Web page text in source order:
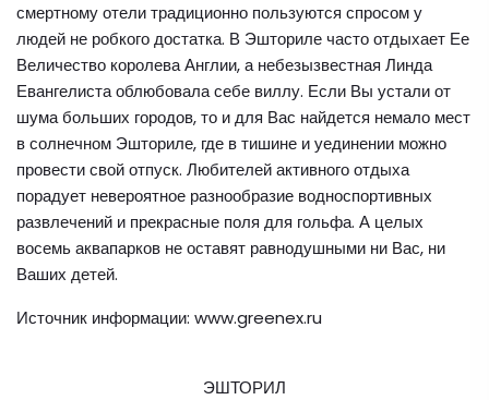
смертному отели традиционно пользуются спросом у
людей не робкого достатка. В Эшториле часто отдыхает Ее
Величество королева Англии, а небезызвестная Линда
Евангелиста облюбовала себе виллу. Если Вы устали от
шума больших городов, то и для Вас найдется немало мест
в солнечном Эшториле, где в тишине и уединении можно
провести свой отпуск. Любителей активного отдыха
порадует невероятное разнообразие водноспортивных
развлечений и прекрасные поля для гольфа. А целых
восемь аквапарков не оставят равнодушными ни Вас, ни
Ваших детей.
Источник информации: www.greenex.ru
ЭШТОРИЛ